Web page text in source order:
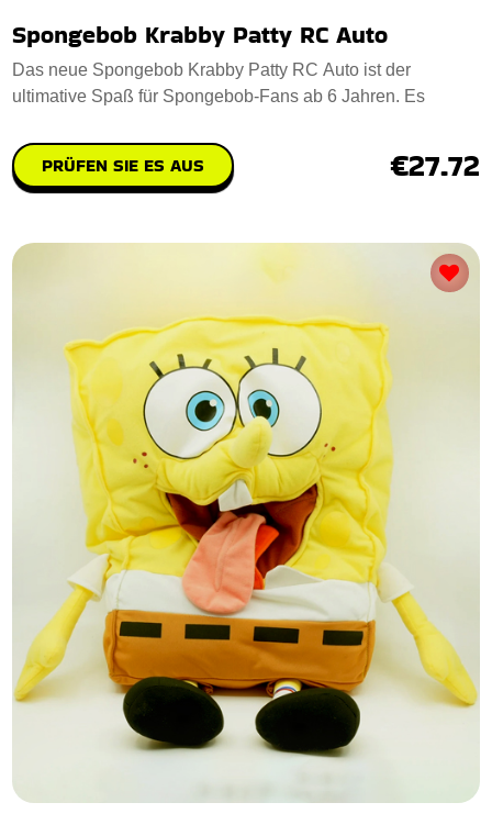
Spongebob Krabby Patty RC Auto
Das neue Spongebob Krabby Patty RC Auto ist der
ultimative Spaß für Spongebob-Fans ab 6 Jahren. Es
PRÜFEN SIE ES AUS €27.72